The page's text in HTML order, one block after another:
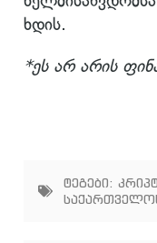
ხდის.
*ეს არ არის
ტეგები: